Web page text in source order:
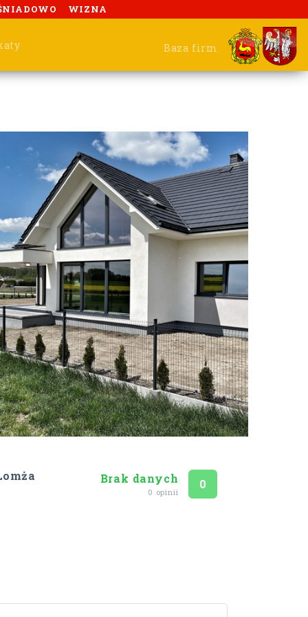
WIZNA
Baza firm
Brak danych
0 opinii
Ocena
0